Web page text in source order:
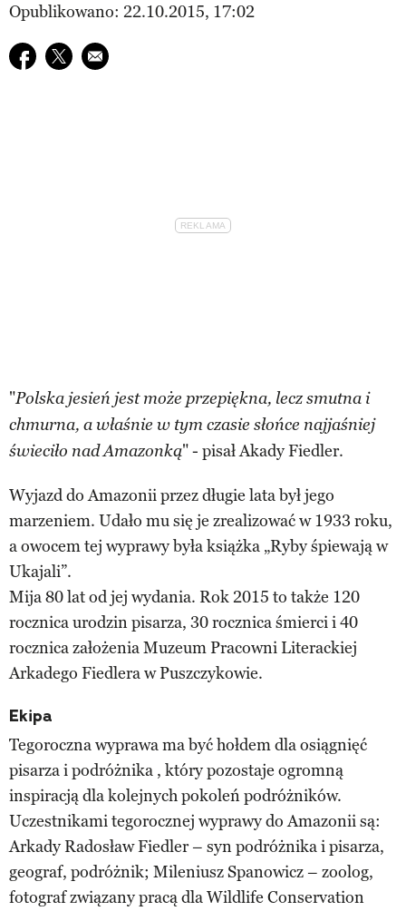
Opublikowano: 22.10.2015, 17:02
Udostępnij na facebook
Udostępnij na twitter
E-mail do przyjaciela
"Polska jesień jest może przepiękna, lecz smutna i
chmurna, a właśnie w tym czasie słońce najjaśniej
świeciło nad Amazonką" - pisał Akady Fiedler.
Wyjazd do Amazonii przez długie lata był jego
marzeniem. Udało mu się je zrealizować w 1933 roku,
a owocem tej wyprawy była książka „Ryby śpiewają w
Ukajali”.
Mija 80 lat od jej wydania. Rok 2015 to także 120
rocznica urodzin pisarza, 30 rocznica śmierci i 40
rocznica założenia Muzeum Pracowni Literackiej
Arkadego Fiedlera w Puszczykowie.
Ekipa
Tegoroczna wyprawa ma być hołdem dla osiągnięć
pisarza i podróżnika , który pozostaje ogromną
inspiracją dla kolejnych pokoleń podróżników.
Uczestnikami tegorocznej wyprawy do Amazonii są:
Arkady Radosław Fiedler – syn podróżnika i pisarza,
geograf, podróżnik; Mileniusz Spanowicz – zoolog,
fotograf związany pracą dla Wildlife Conservation